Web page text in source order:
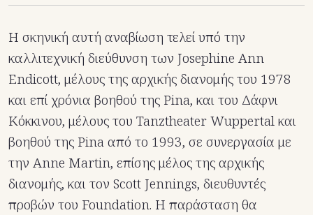
Η σκηνική αυτή αναβίωση τελεί υπό την
καλλιτεχνική διεύθυνση των Josephine Ann
Endicott, μέλους της αρχικής διανομής του 1978
και επί χρόνια βοηθού της Pina, και του Δάφνι
Κόκκινου, μέλους του Tanztheater Wuppertal και
βοηθού της Pina από το 1993, σε συνεργασία με
την Anne Martin, επίσης μέλος της αρχικής
διανομής, και τον Scott Jennings, διευθυντές
προβών του Foundation. Η παράσταση θα